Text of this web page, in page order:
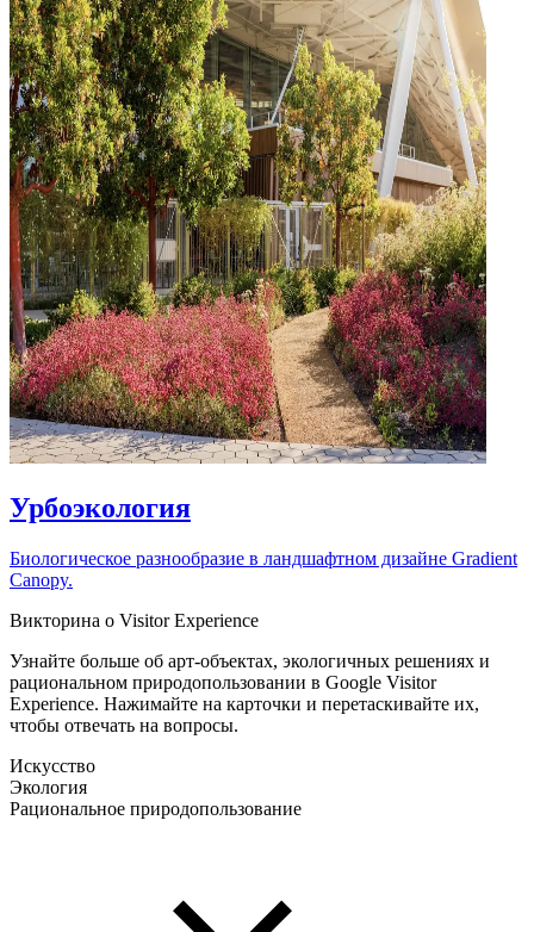
Урбоэкология
Биологическое разнообразие в ландшафтном дизайне Gradient
Canopy.
Викторина о Visitor Experience
Узнайте больше об арт-объектах, экологичных решениях и
рациональном природопользовании в Google Visitor
Experience. Нажимайте на карточки и перетаскивайте их,
чтобы отвечать на вопросы.
Искусство
Экология
Рациональное природопользование